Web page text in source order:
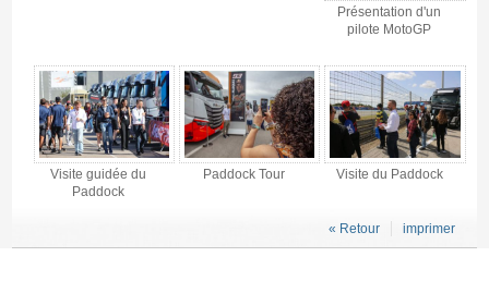
Présentation d'un
pilote MotoGP
Visite guidée du
Paddock
Paddock Tour Visite du Paddock
imprimer
« Retour